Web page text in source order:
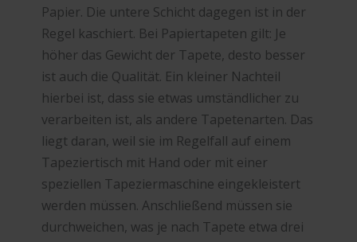
Papier. Die untere Schicht dagegen ist in der
Regel kaschiert. Bei Papiertapeten gilt: Je
höher das Gewicht der Tapete, desto besser
ist auch die Qualität. Ein kleiner Nachteil
hierbei ist, dass sie etwas umständlicher zu
verarbeiten ist, als andere Tapetenarten. Das
liegt daran, weil sie im Regelfall auf einem
Tapeziertisch mit Hand oder mit einer
speziellen Tapeziermaschine eingekleistert
werden müssen. Anschließend müssen sie
durchweichen, was je nach Tapete etwa drei